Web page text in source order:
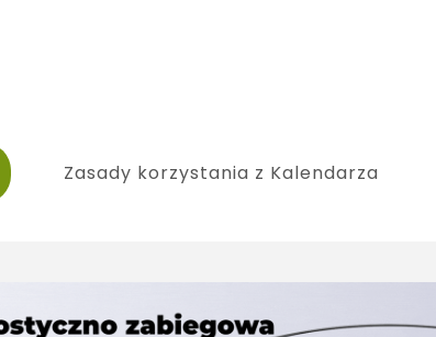
Zasady korzystania z Kalendarza